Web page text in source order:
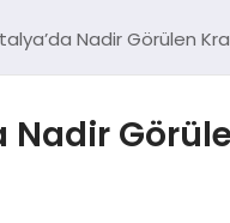
Nadir Görülen